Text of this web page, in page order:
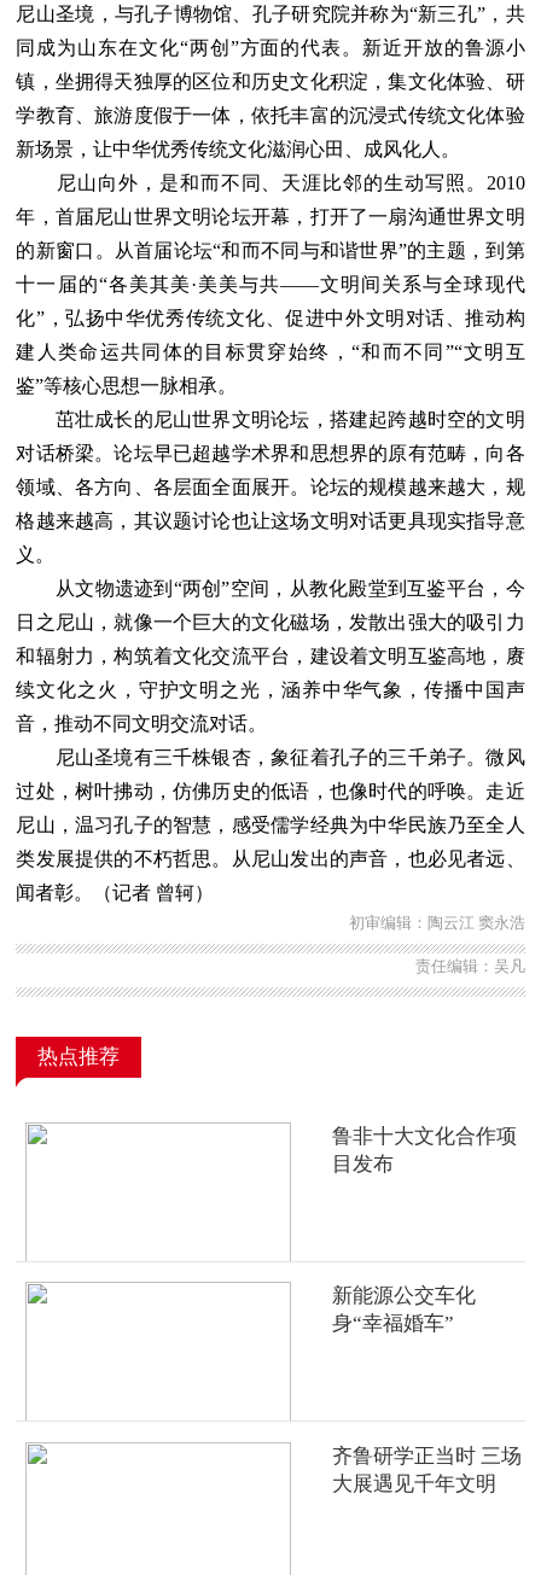
尼山圣境，与孔子博物馆、孔子研究院并称为“新三孔”，共
同成为山东在文化“两创”方面的代表。新近开放的鲁源小
镇，坐拥得天独厚的区位和历史文化积淀，集文化体验、研
学教育、旅游度假于一体，依托丰富的沉浸式传统文化体验
新场景，让中华优秀传统文化滋润心田、成风化人。
尼山向外，是和而不同、天涯比邻的生动写照。2010
年，首届尼山世界文明论坛开幕，打开了一扇沟通世界文明
的新窗口。从首届论坛“和而不同与和谐世界”的主题，到第
十一届的“各美其美·美美与共——文明间关系与全球现代
化”，弘扬中华优秀传统文化、促进中外文明对话、推动构
建人类命运共同体的目标贯穿始终，“和而不同”“文明互
鉴”等核心思想一脉相承。
茁壮成长的尼山世界文明论坛，搭建起跨越时空的文明
对话桥梁。论坛早已超越学术界和思想界的原有范畴，向各
领域、各方向、各层面全面展开。论坛的规模越来越大，规
格越来越高，其议题讨论也让这场文明对话更具现实指导意
义。
从文物遗迹到“两创”空间，从教化殿堂到互鉴平台，今
日之尼山，就像一个巨大的文化磁场，发散出强大的吸引力
和辐射力，构筑着文化交流平台，建设着文明互鉴高地，赓
续文化之火，守护文明之光，涵养中华气象，传播中国声
音，推动不同文明交流对话。
尼山圣境有三千株银杏，象征着孔子的三千弟子。微风
过处，树叶拂动，仿佛历史的低语，也像时代的呼唤。走近
尼山，温习孔子的智慧，感受儒学经典为中华民族乃至全人
类发展提供的不朽哲思。从尼山发出的声音，也必见者远、
闻者彰。（记者 曾轲）
初审编辑：陶云江 窦永浩
责任编辑：吴凡
热点推荐
鲁非十大文化合作项
目发布
新能源公交车化
身“幸福婚车”
齐鲁研学正当时 三场
大展遇见千年文明